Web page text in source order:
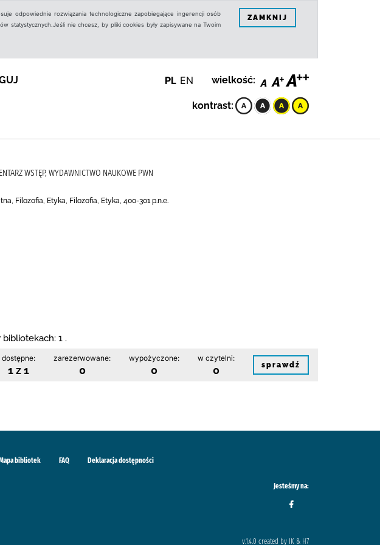
odpowiednie rozwiązania technologiczne zapobiegające ingerencji osób
statystycznych.Jeśli nie chcesz, by pliki cookies były zapisywane na Twoim
ZAMKNIJ
PL EN wielkość:
kontrast:
WSTĘP, WYDAWNICTWO NAUKOWE PWN
Filozofia, Etyka, Filozofia, Etyka, 400-301 p.n.e.
1 .
dostępne:
1 z 1
zarezerwowane:
0
wypożyczone:
0
w czytelni:
0 sprawdź
bibliotek FAQ Deklaracja dostępności
Jesteśmy na:
v.1.4.0 created by IK & H7